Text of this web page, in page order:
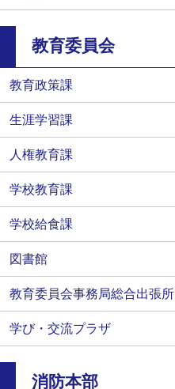
教育委員会
教育政策課
生涯学習課
人権教育課
学校教育課
学校給食課
図書館
教育委員会事務局総合出張所
学び・交流プラザ
消防本部